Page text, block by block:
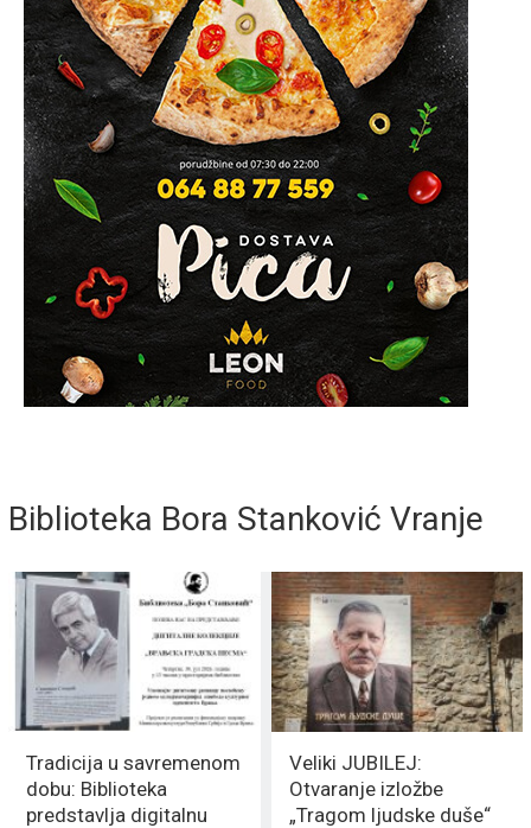
Biblioteka Bora Stanković Vranje
Tradicija u savremenom
dobu: Biblioteka
predstavlja digitalnu
Veliki JUBILEJ:
Otvaranje izložbe
„Tragom ljudske duše“